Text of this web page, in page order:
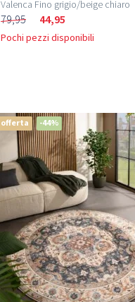
Valenca Fino grigio/beige chiaro
79,95 44,95
Pochi pezzi disponibili
offerta -44%